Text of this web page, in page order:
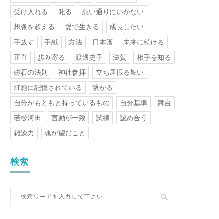
受け入れる
叱る
想い通りにいかない
想像を超える
愛で生きる
成長したい
手放す
手紙 方法 日本酒
未来に続ける
正直
歩み寄る 渡邊史子 滋賀
相手を知る
磁石の法則
神社参拝
立ち居振る舞い
細胞に記憶されている
繋がる
自分がもともと持っているもの
自分基準
舞台
若松河田
言動が一致 試練
認め合う
雑談力
魂が望むこと
検索